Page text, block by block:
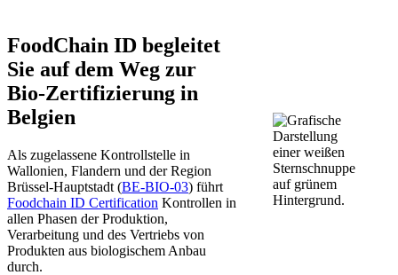
FoodChain ID begleitet
Sie auf dem Weg zur
Bio-Zertifizierung in
Belgien
Als zugelassene Kontrollstelle in
Wallonien, Flandern und der Region
Brüssel-Hauptstadt (BE-BIO-03) führt
Foodchain ID Certification Kontrollen in
allen Phasen der Produktion,
Verarbeitung und des Vertriebs von
Produkten aus biologischem Anbau
durch.